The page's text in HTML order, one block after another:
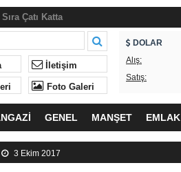
Şöleni
Sorunların Çözülmesini Bekliyor
Yeniden Ümit Süme Dönemi
İftar
Olaylarla İlgili Basın Açıklaması
İletişim
Foto Galeri
DOLAR
Alış:
Satış:
GENEL MANŞET EMLAK
3 Ekim 2017